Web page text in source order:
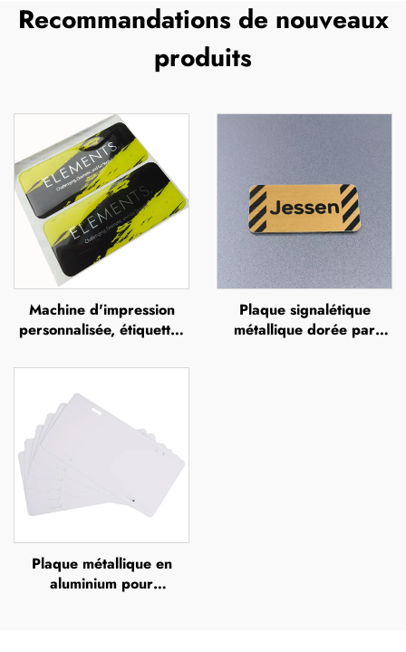
Recommandations de nouveaux
produits
Machine d'impression
personnalisée, étiquettes
transparente avec effet
dôme (doming),
autocollants 3D en résine
Plaque signalétique
métallique dorée par
Plaque métallique en
aluminium pour